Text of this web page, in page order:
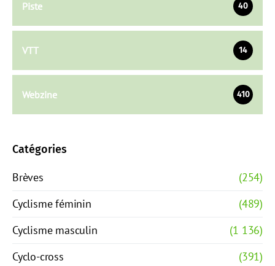
Piste 40
VTT 14
Webzine 410
Catégories
Brèves
(254)
Cyclisme féminin
(489)
Cyclisme masculin
(1 136)
Cyclo-cross
(391)